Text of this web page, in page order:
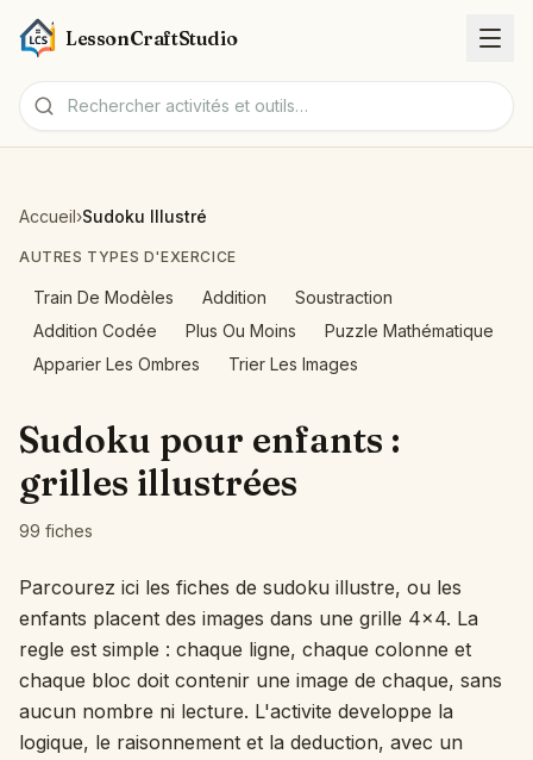
LessonCraftStudio
Activités
Outils
Langues
Générateurs de fiches
Langue: Français
Connexion
Accueil›Sudoku Illustré
AUTRES TYPES D'EXERCICE
Train De Modèles Addition
Soustraction
Addition Codée
Plus Ou Moins
Puzzle Mathématique
Apparier Les Ombres
Trier Les Images
Sudoku pour enfants :
grilles illustrées
99 fiches
Parcourez ici les fiches de sudoku illustre, ou les
enfants placent des images dans une grille 4x4. La
regle est simple : chaque ligne, chaque colonne et
chaque bloc doit contenir une image de chaque, sans
aucun nombre ni lecture. L'activite developpe la
logique, le raisonnement et la deduction, avec un